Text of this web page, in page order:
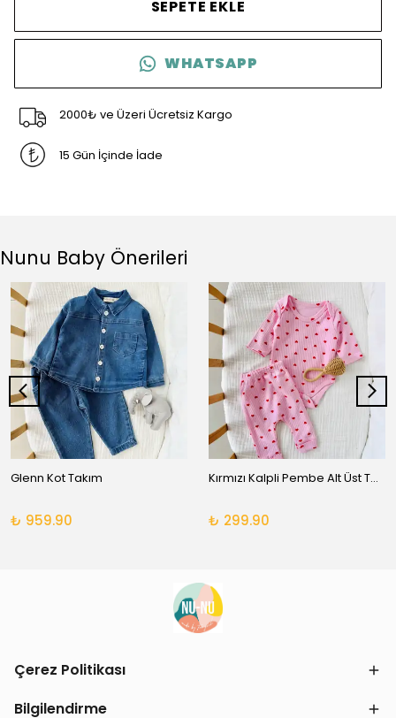
SEPETE EKLE
WHATSAPP
2000₺ ve Üzeri Ücretsiz Kargo
15 Gün İçinde İade
Nunu Baby Önerileri
Glenn Kot Takım
₺ 959.90
Kırmızı Kalpli Pembe Alt Üst Takım
₺ 299.90
Çerez Politikası
Bilgilendirme